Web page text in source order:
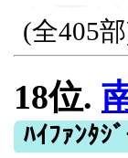
お下
放任
らむ
へ木
(全405
18位.
ﾊｲﾌｧﾝﾀｼ